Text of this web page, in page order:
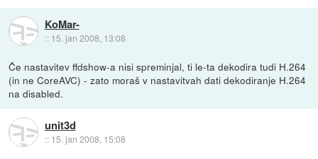
KoMar-
:: 15. jan 2008, 13:08
Če nastavitev ffdshow-a nisi spreminjal, ti le-ta dekodira tudi H.264
(in ne CoreAVC) - zato moraš v nastavitvah dati dekodiranje H.264
na disabled.
unit3d
:: 15. jan 2008, 15:08